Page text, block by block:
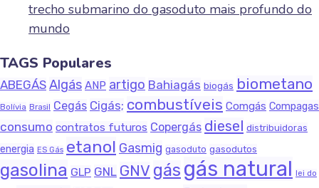
trecho submarino do gasoduto mais profundo do
mundo
TAGS Populares
ABEGÁS Algás ANP artigo Bahiagás biogás biometano
Bolívia Brasil Cegás Cigás; combustíveis Comgás Compagas
consumo contratos futuros Copergás diesel distribuidoras
energia ES Gás etanol Gasmig gasoduto gasodutos
gasolina GLP GNL GNV gás gás natural lei do